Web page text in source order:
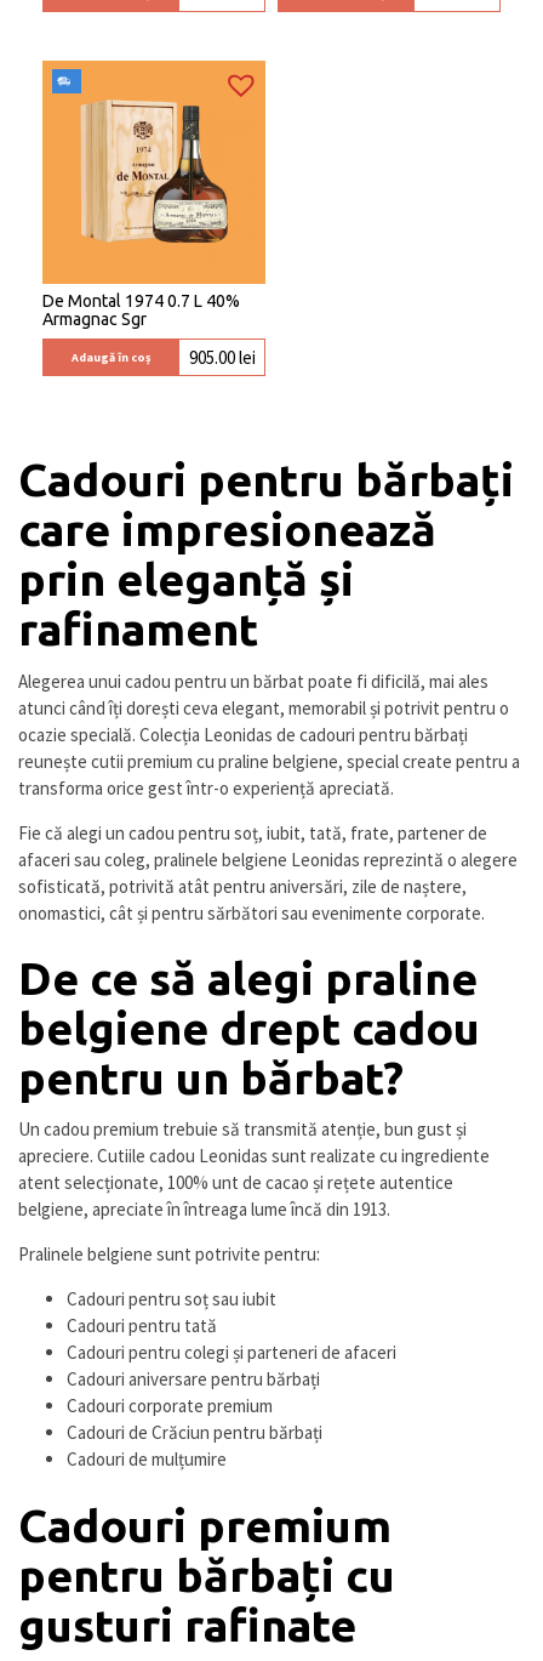
De Montal 1974 0.7 L 40%
Armagnac Sgr
Adaugă în coș 905.00lei
Cadouri pentru bărbați
care impresionează
prin eleganță și
rafinament
Alegerea unui cadou pentru un bărbat poate fi dificilă, mai ales
atunci când îți dorești ceva elegant, memorabil și potrivit pentru o
ocazie specială. Colecția Leonidas de cadouri pentru bărbați
reunește cutii premium cu praline belgiene, special create pentru a
transforma orice gest într-o experiență apreciată.
Fie că alegi un cadou pentru soț, iubit, tată, frate, partener de
afaceri sau coleg, pralinele belgiene Leonidas reprezintă o alegere
sofisticată, potrivită atât pentru aniversări, zile de naștere,
onomastici, cât și pentru sărbători sau evenimente corporate.
De ce să alegi praline
belgiene drept cadou
pentru un bărbat?
Un cadou premium trebuie să transmită atenție, bun gust și
apreciere. Cutiile cadou Leonidas sunt realizate cu ingrediente
atent selecționate, 100% unt de cacao și rețete autentice
belgiene, apreciate în întreaga lume încă din 1913.
Pralinele belgiene sunt potrivite pentru:
Cadouri pentru soț sau iubit
Cadouri pentru tată
Cadouri pentru colegi și parteneri de afaceri
Cadouri aniversare pentru bărbați
Cadouri corporate premium
Cadouri de Crăciun pentru bărbați
Cadouri de mulțumire
Cadouri premium
pentru bărbați cu
gusturi rafinate